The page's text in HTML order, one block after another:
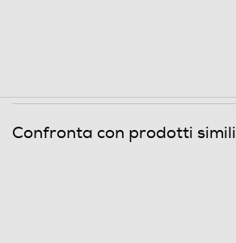
Confronta con prodotti simili